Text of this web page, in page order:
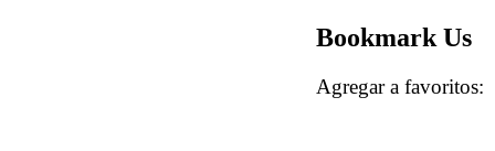
Bookmark Us
Agregar a